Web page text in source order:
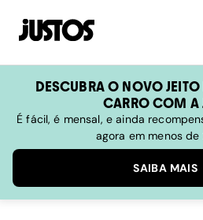
DESCUBRA O NOVO JEITO
CARRO COM A
É fácil, é mensal, e ainda
agora em menos de
SAIBA MAIS